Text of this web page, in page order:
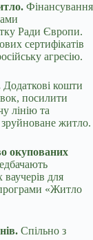
Фінансування
Ради Європи.
сертифікатів
агресію.
Додаткові кошти
посилити
лінію та
зруйноване житло.
окупованих
для
«Житло
Спільно з